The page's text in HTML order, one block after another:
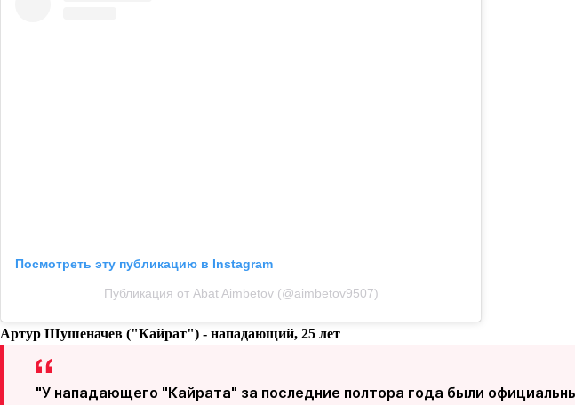
Посмотреть эту публикацию в Instagram
Публикация от Abat Aimbetov (@aimbetov9507)
Артур Шушеначев ("Кайрат") - нападающий, 25 лет
"У нападающего "Кайрата" за последние полтора года были